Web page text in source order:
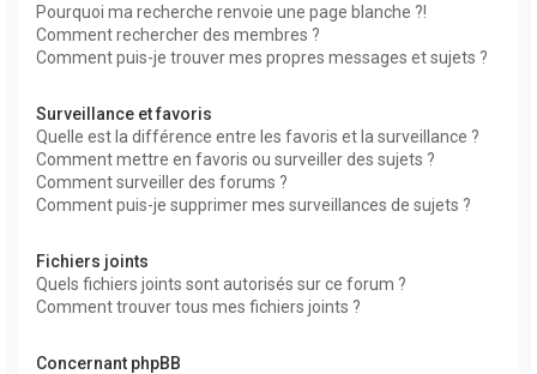
Pourquoi ma recherche renvoie une page blanche ?!
Comment rechercher des membres ?
Comment puis-je trouver mes propres messages et sujets ?
Surveillance et favoris
Quelle est la différence entre les favoris et la surveillance ?
Comment mettre en favoris ou surveiller des sujets ?
Comment surveiller des forums ?
Comment puis-je supprimer mes surveillances de sujets ?
Fichiers joints
Quels fichiers joints sont autorisés sur ce forum ?
Comment trouver tous mes fichiers joints ?
Concernant phpBB